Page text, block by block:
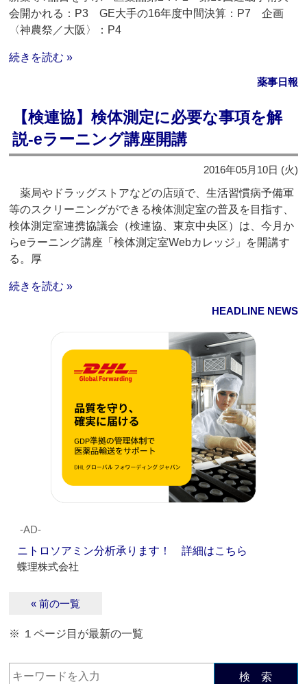
会開かれる：P3 GE大手の16年度中間決算：P7 企画
〈神農祭／大阪〉：P4
続きを読む »
薬事日報
【検連協】検体測定に必要な事項を解
説‐eラーニング講座開講
2016年05月10日 (火)
薬局やドラッグストアなどの店頭で、生活習慣病予備軍
等のスクリーニングができる検体測定室の普及を目指す、
検体測定室連携協議会（検連協、東京中央区）は、今月か
らeラーニング講座「検体測定室Webカレッジ」を開講す
る。厚
続きを読む »
HEADLINE NEWS
‐AD‐
ニトロソアミン分析承ります！ 詳細はこちら
蝶理株式会社
« 前の一覧
※ １ページ目が最新の一覧
検 索